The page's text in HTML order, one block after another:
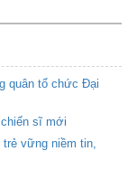
quân tổ chức Đại
sĩ mới
vững niềm tin,